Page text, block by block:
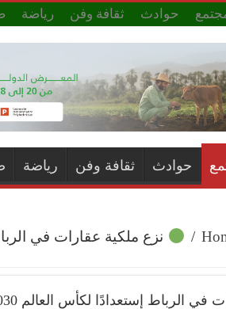
حوادث ثقافة وفن رياضة
حوادث ثقافة وفن رياضة
/
نزع ملكية عقارات في
في الرباط إستعدادًا لكأس العالم 2030